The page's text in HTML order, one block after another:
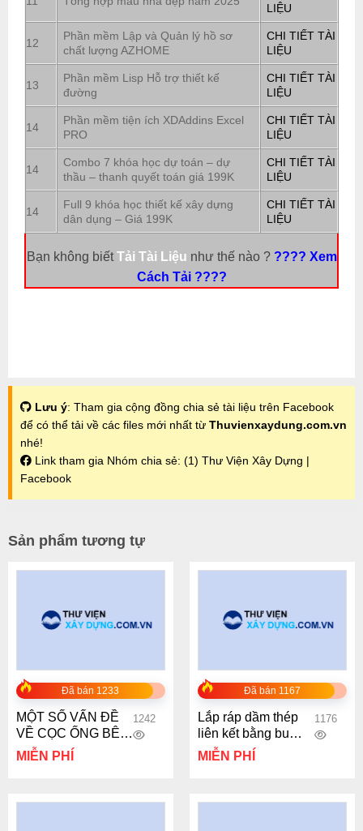
LIỆU
12
Phần mềm Lập và Quản lý hồ sơ
chất lượng AZHOME
CHI TIẾT TÀI
LIỆU
13
Phần mềm Lisp Hỗ trợ thiết kế
đường
CHI TIẾT TÀI
LIỆU
14
Phần mềm tiện ích XDAddins Excel
PRO
CHI TIẾT TÀI
LIỆU
14
Combo 7 khóa học dự toán – dự
thầu – thanh quyết toán giá 199K
CHI TIẾT TÀI
LIỆU
14
Full 9 khóa học thiết kế xây dựng
dân dụng – Giá 199K
CHI TIẾT TÀI
LIỆU
Bạn không biếtTải Tài Liệu như thế nào ? ???? Xem
Cách Tải ????
Lưu ý: Tham gia cộng đồng chia sẻ tài liệu trên Facebook
để có thể tải về các files mới nhất từ Thuvienxaydung.com.vn
nhé!
Link tham gia Nhóm chia sẻ: (1) Thư Viện Xây Dựng |
Facebook
Sản phẩm tương tự
Đã bán 1233
MỘT SỐ VẤN ĐỀ
VỀ CỌC ỐNG BÊ
TÔNG CỐT THÉP
1242
MIỄN PHÍ
Đã bán 1167
Lắp ráp dầm thép
liên kết bằng bu
lông cường độ cao
1176
MIỄN PHÍ